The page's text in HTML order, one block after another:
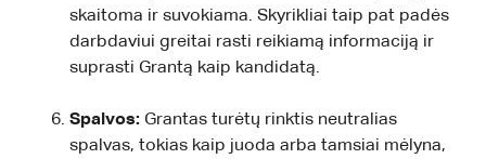
skaitoma ir suvokiama. Skyrikliai taip pat padės
darbdaviui greitai rasti reikiamą informaciją ir
suprasti Grantą kaip kandidatą.
Spalvos: Grantas turėtų rinktis neutralias
spalvas, tokias kaip juoda arba tamsiai mėlyna,